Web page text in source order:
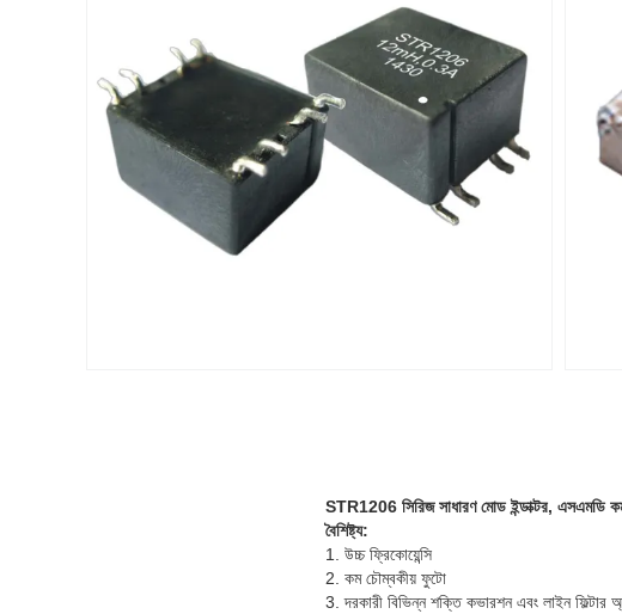
STR1206 সিরিজ সাধারণ মোড ইন্ডাক্টর,
বৈশিষ্ট্য:
1. উচ্চ ফ্রিকোয়েন্সি
2. কম চৌম্বকীয় ফুটো
3. দরকারী বিভিন্ন শক্তি কভারশন এবং লাইন ফিল্টার